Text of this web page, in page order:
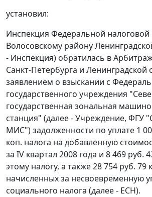
установил:
Инспекция Федеральной
Волосовскому району
- Инспекция) обратилась в
Санкт-Петербурга и Ленинградской
заявлением о взыскании с
государственного учреждения
государственная зональная
станция" (далее - Учреждение, ФГУ
МИС") задолженности по уплате 1
коп. налога на добавленную
за IV квартал 2008 года и 8 469 руб.
этому налогу, а также 28 754 руб. 79
начисленных за несвоевременную
социального налога (далее - ЕСН).